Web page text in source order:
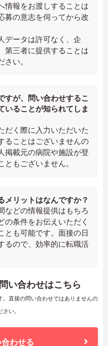
情報をお渡しすることは
募の意志を伺ってから改
データは許可なく、企
第三者に提供することは
い。
すが、問い合わせするこ
いることが知られてしま
だく際に入力いただいた
ることはございませんの
掲載元の病院や施設が登
もございません。
メリットはなんですか？
などの情報提供はもちろ
の条件をお伝えいただく
とも可能です。面接の日
るので、効率的に転職活
い合わせはこちら
直接の問い合わせではありませんの
い。
わせる